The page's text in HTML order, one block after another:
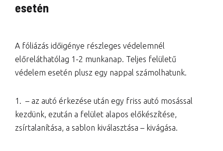
esetén
A fóliázás időigénye részleges védelemnél
előreláthatólag 1-2 munkanap. Teljes felületű
védelem esetén plusz egy nappal számolhatunk.
1. – az autó érkezése után egy friss autó mosással
kezdünk, ezután a felület alapos előkészítése,
zsírtalanítása, a sablon kiválasztása – kivágása.